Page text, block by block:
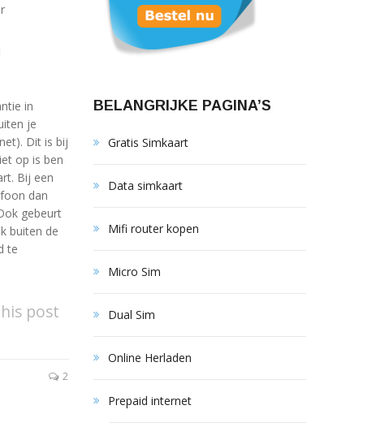
in
je
Dit is bij
op is ben
Bij een
dan
gebeurt
buiten de
te
post
2
BELANGRIJKE PAGINA’S
Gratis Simkaart
Data simkaart
Mifi router kopen
Micro Sim
Dual Sim
Online Herladen
Prepaid internet